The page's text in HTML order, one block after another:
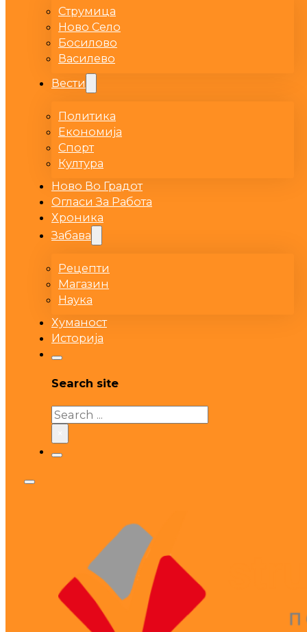
Струмица
Ново Село
Босилово
Василево
Вести
Политика
Економија
Спорт
Култура
Ново Во Градот
Огласи За Работа
Хроника
Забава
Рецепти
Магазин
Наука
Хуманост
Историја
Search site
Search